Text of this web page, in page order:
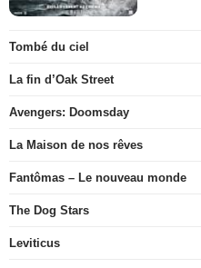
Tombé du ciel
La fin d’Oak Street
Avengers: Doomsday
La Maison de nos rêves
Fantômas – Le nouveau monde
The Dog Stars
Leviticus